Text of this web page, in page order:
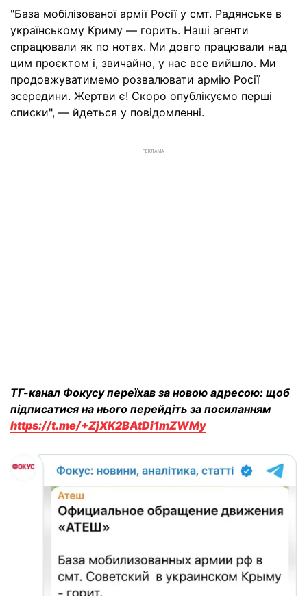
"База мобілізованої армії Росії у смт. Радянське в
українському Криму — горить. Наші агенти
спрацювали як по нотах. Ми довго працювали над
цим проєктом і, звичайно, у нас все вийшло. Ми
продовжуватимемо розвалювати армію Росії
зсередини. Жертви є! Скоро опублікуємо перші
списки", — йдеться у повідомленні.
РЕКЛАМА
ТГ-канал Фокусу переїхав за новою адресою: щоб
підписатися на нього перейдіть за посиланням
https://t.me/+ZjXK2BAtDi1mZWMy